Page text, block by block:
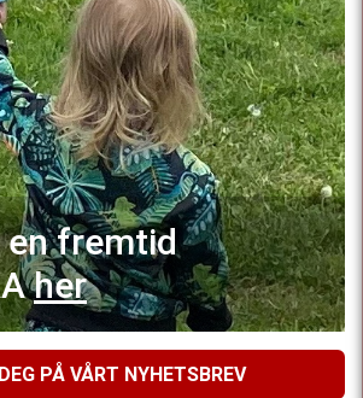
en fremtid
her
PÅ VÅRT NYHETSBREV